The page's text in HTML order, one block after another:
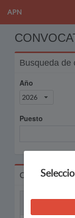
APN
Busqueda de
Año
2026
Puesto
Convocatorias